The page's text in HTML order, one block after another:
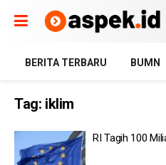
BERITA TERBARU BUMN
Tag: iklim
RI Tagih 100